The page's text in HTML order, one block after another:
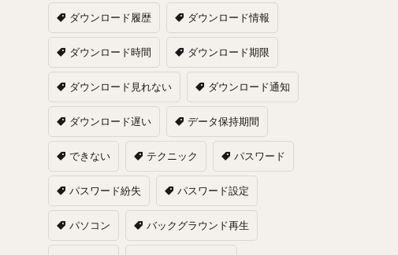
ダウンロード履歴 ダウンロード情報
ダウンロード時間 ダウンロード期限
ダウンロード見れない ダウンロード通知
ダウンロード遅い データ保持期間
できない テクニック パスワード
パスワード紛失 パスワード設定
パソコン バックグラウンド再生